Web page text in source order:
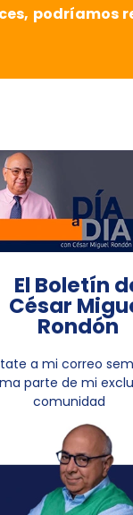
podríamos
El Boletín
César
Rondón
a mi correo
parte de mi
comunidad